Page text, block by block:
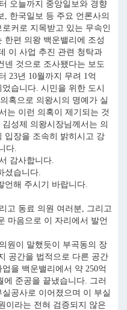
오늘까지 중앙일보와 경향
한국일보 등 주요 언론사의
커로 지목받고 있는 무속인
한편 의왕 백운밸리에 조성
이 사업 추진 관련 청탁과
넨 것으로 조사됐다는 보도
23년 10월까지 무려 1억
습니다. 시민을 위한 도시
혹으로 의왕시의 명예가 실
는 이런 의혹이 제기되는 것
성제 의왕시장님께서는 의
입장을 조속히 밝히시고 강
다.
감사합니다.
셨습니다.
언해 주시기 바랍니다.
고 동료 의원 여러분, 그리고
마음으로 이 자리에서 발언
원이 말했듯이 부곡동의 장
공간을 법적으로 다른 공간
을 백운밸리에서 약 250억
에 준공을 끝냈습니다. 그러
공사로 이어졌으며 이 부실
이라는 전혀 검증되지 않은